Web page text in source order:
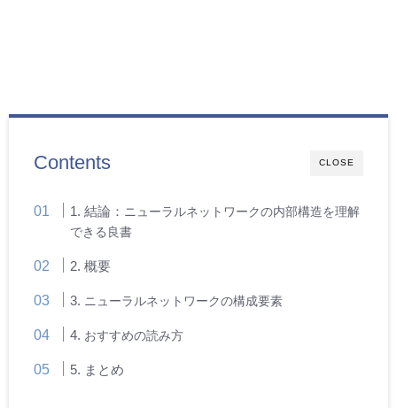
CLOSE
Contents
1. 結論： ニューラルネットワークの内部構造を理解
できる良書
2. 概要
3. ニューラルネットワークの構成要素
4. おすすめの読み方
5. まとめ